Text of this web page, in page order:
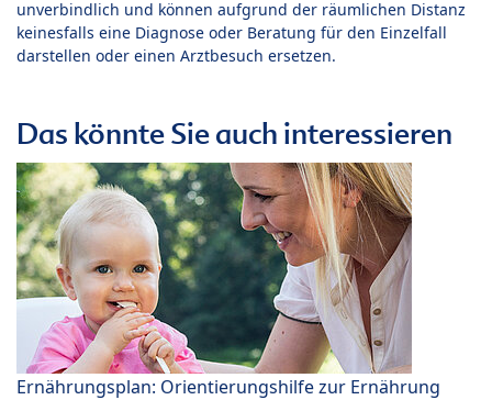
unverbindlich und können aufgrund der räumlichen Distanz
keinesfalls eine Diagnose oder Beratung für den Einzelfall
darstellen oder einen Arztbesuch ersetzen.
Das könnte Sie auch interessieren
Ernährungsplan: Orientierungshilfe zur Ernährung